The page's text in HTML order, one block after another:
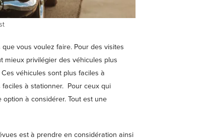
vous voulez faire. Pour des visites
mieux privilégier des véhicules plus
véhicules sont plus faciles à
à stationner. Pour ceux qui
option à considérer. Tout est une
est à prendre en considération ainsi